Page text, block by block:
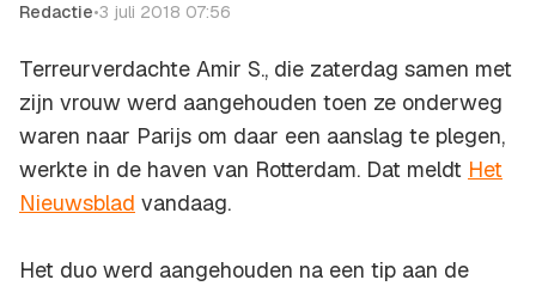
Redactie•3 juli 2018 07:56
Terreurverdachte Amir S., die zaterdag samen met
zijn vrouw werd aangehouden toen ze onderweg
waren naar Parijs om daar een aanslag te plegen,
werkte in de haven van Rotterdam. Dat meldt Het
Nieuwsblad vandaag.
Het duo werd aangehouden na een tip aan de